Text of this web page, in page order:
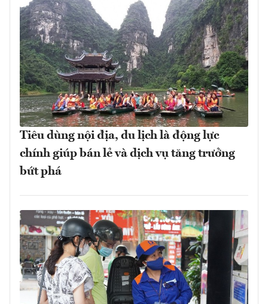
Tiêu dùng nội địa, du lịch là động lực
chính giúp bán lẻ và dịch vụ tăng trưởng
bứt phá